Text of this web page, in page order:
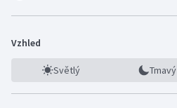
Vzhled
Světlý Tmavý